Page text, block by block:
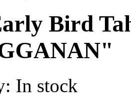
Bird
In stock